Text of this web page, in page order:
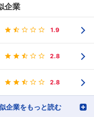
企業
1.9
2.8
2.8
企業をもっと読む